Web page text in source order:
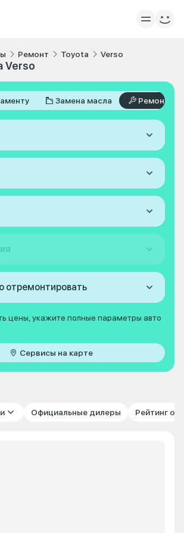
Ремонт Toyota Verso
Verso
Замена масла Ремонт
отремонтировать
цены, укажите полные параметры авто
Сервисы на карте
Официальные дилеры Рейтинг